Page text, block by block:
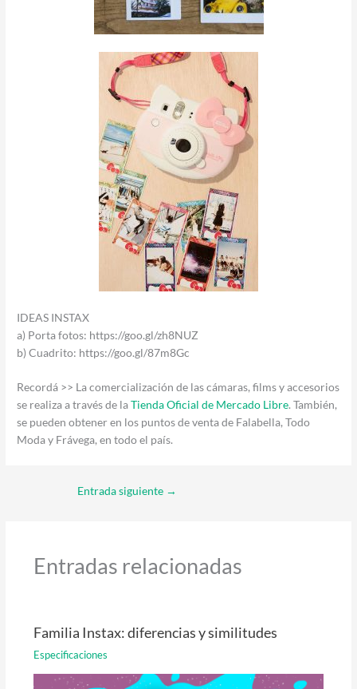
IDEAS INSTAX
a) Porta fotos: https://goo.gl/zh8NUZ
b) Cuadrito: https://goo.gl/87m8Gc
Recordá >> La comercialización de las cámaras, films y accesorios
se realiza a través de laTienda Oficial de Mercado Libre. También,
se pueden obtener en los puntos de venta de Falabella, Todo
Moda y Frávega, en todo el país.
Entrada siguiente →
Entradas relacionadas
Familia Instax: diferencias y similitudes
Especificaciones